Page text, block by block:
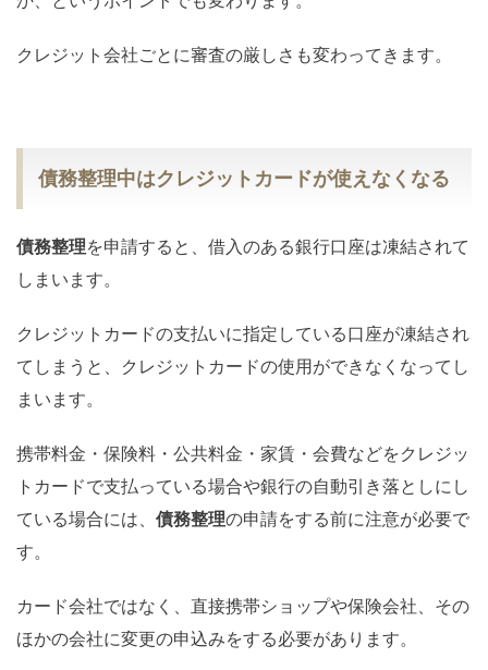
クレジット会社ごとに審査の厳しさも変わってきます。
債務整理中はクレジットカードが使えなくなる
債務整理を申請すると、借入のある銀行口座は凍結されて
しまいます。
クレジットカードの支払いに指定している口座が凍結され
てしまうと、クレジットカードの使用ができなくなってし
まいます。
携帯料金・保険料・公共料金・家賃・会費などをクレジッ
トカードで支払っている場合や銀行の自動引き落としにし
ている場合には、 債務整理の申請をする前に注意が必要で
す。
カード会社ではなく、直接携帯ショップや保険会社、その
ほかの会社に変更の申込みをする必要があります。